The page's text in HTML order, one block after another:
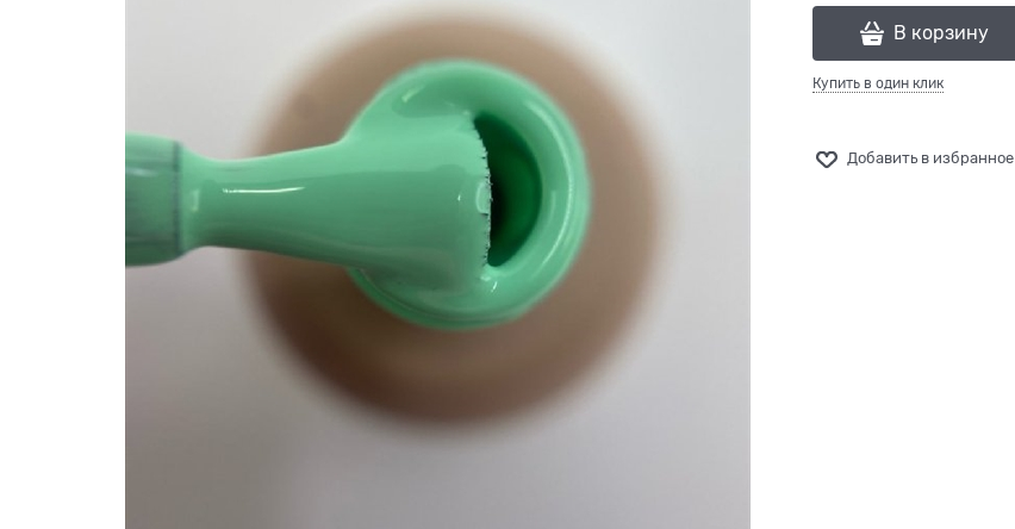
В корзину
Купить в один клик
Добавить в избранное